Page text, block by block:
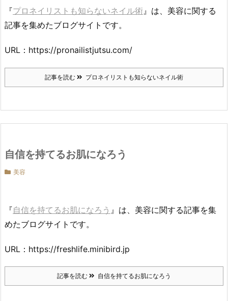
『プロネイリストも知らないネイル術』は、美容に関する
記事を集めたブログサイトです。
URL：https://pronailistjutsu.com/
記事を読む プロネイリストも知らないネイル術
自信を持てるお肌になろう
美容
『自信を持てるお肌になろう 』は、美容に関する記事を集
めたブログサイトです。
URL：https://freshlife.minibird.jp
記事を読む 自信を持てるお肌になろう